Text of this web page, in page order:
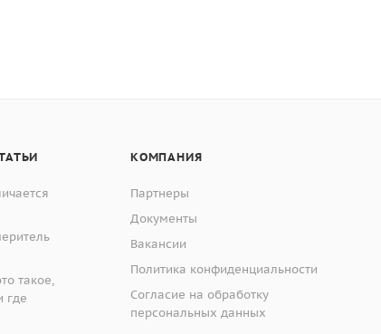
такое,
где
КОМПАНИЯ
Партнеры
Документы
Вакансии
Политика конфиденциальности
Согласие на обработку
персональных данных